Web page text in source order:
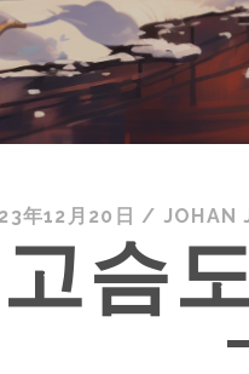
年12月20日 / JOHAN
고슴